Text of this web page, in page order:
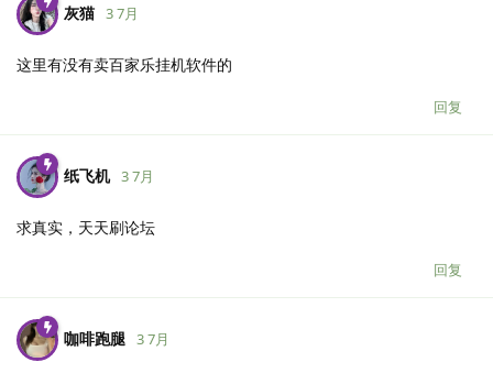
灰猫 3 7月
这里有没有卖百家乐挂机软件的
回复
纸飞机 3 7月
求真实，天天刷论坛
回复
咖啡跑腿 3 7月